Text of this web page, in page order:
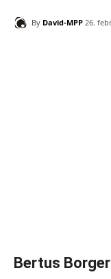
By David-MPP 26.
Bertus